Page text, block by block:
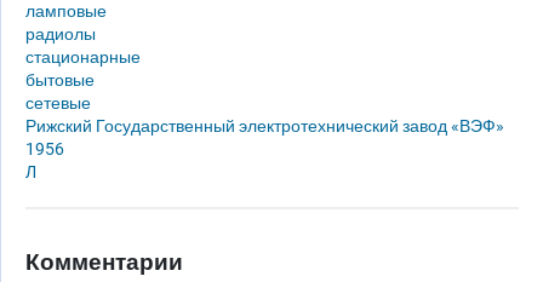
ламповые
радиолы
стационарные
бытовые
сетевые
Рижский Государственный электротехнический завод «ВЭФ»
1956
Л
Комментарии